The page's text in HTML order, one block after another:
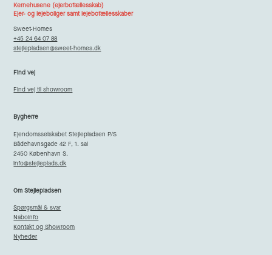
Kernehusene (ejerbofællesskab)
Ejer- og lejeboliger samt lejebofællesskaber
Sweet-Homes
+45 24 64 07 88
stejlepladsen@sweet-homes.dk
Find vej
Find vej til showroom
Bygherre
Ejendomsselskabet Stejlepladsen P/S
Bådehavnsgade 42 F, 1. sal
2450 København S.
info@stejleplads.dk
Om Stejlepladsen
Spørgsmål & svar
Naboinfo
Kontakt og Showroom
Nyheder